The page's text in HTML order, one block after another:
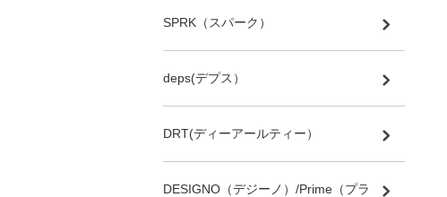
SPRK（スパーク）
deps(デプス）
DRT(ディーアールティー）
DESIGNO（デジーノ）/Prime（プラ